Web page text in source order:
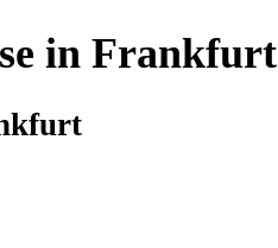
in Frankfurt